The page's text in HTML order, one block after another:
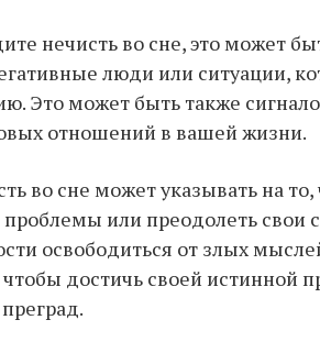
нечисть во сне, это может
люди или ситуации,
Это может быть также
отношений в вашей жизни.
во сне может указывать на
или преодолеть свои
освободиться от злых
достичь своей истинной